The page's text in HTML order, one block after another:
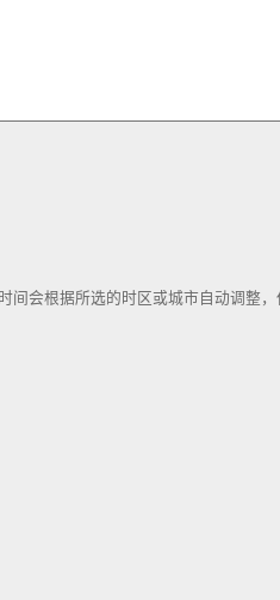
间会根据所选的时区或城市自动调整